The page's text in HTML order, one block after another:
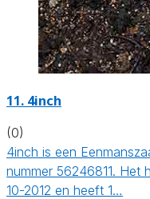
11. 4inch
(0)
4inch is een
nummer 56246811. Het
10-2012 en heeft 1…